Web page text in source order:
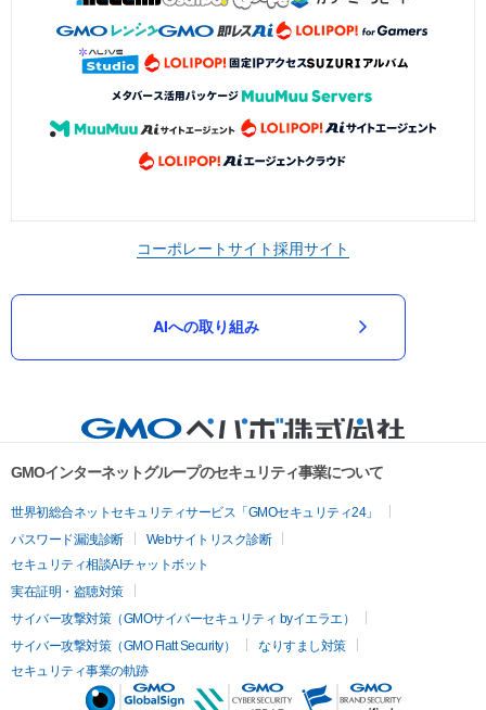
コーポレートサイト採用サイト
AIへの取り組み
GMOインターネットグループのセキュリティ事業について
世界初総合ネットセキュリティサービス「GMOセキュリティ24」
パスワード漏洩診断
Webサイトリスク診断
セキュリティ相談AIチャットボット
実在証明・盗聴対策
サイバー攻撃対策（GMOサイバーセキュリティ byイエラエ）
サイバー攻撃対策（GMO Flatt Security）
なりすまし対策
セキュリティ事業の軌跡